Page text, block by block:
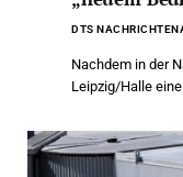
DTS
Nachdem in der
Leipzig/Halle